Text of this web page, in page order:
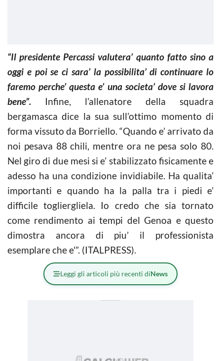
“Il presidente Percassi valutera’ quanto fatto sino a
oggi e poi se ci sara’ la possibilita’ di continuare lo
faremo perche’ questa e’ una societa’ dove si lavora
bene”.
Infine, l’allenatore della squadra
bergamasca dice la sua sull’ottimo momento di
forma vissuto da Borriello. “Quando e’ arrivato da
noi pesava 88 chili, mentre ora ne pesa solo 80.
Nel giro di due mesi si e’ stabilizzato fisicamente e
adesso ha una condizione invidiabile. Ha qualita’
importanti e quando ha la palla tra i piedi e’
difficile togliergliela. Io credo che sia tornato
come rendimento ai tempi del Genoa e questo
dimostra ancora di piu’ il professionista
esemplare che e'”. (ITALPRESS).
Leggi gli articoli più recenti diNews